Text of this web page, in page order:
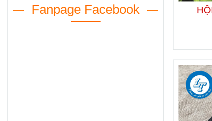
Fanpage Facebook